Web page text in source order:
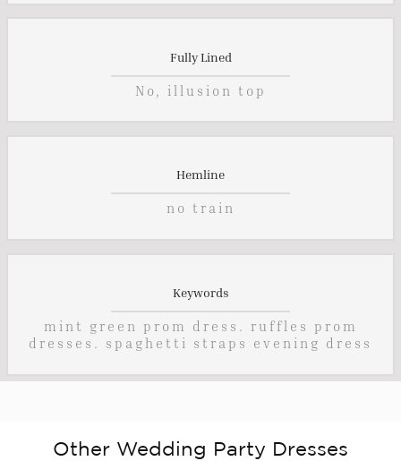
Fully Lined
No, illusion top
Hemline
no train
Keywords
mint green prom dress. ruffles prom
dresses. spaghetti straps evening dress
Other Wedding Party Dresses